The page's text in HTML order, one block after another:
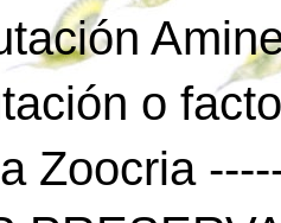
o
Zoocria